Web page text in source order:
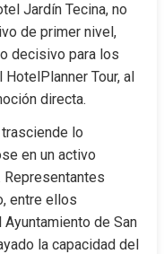
Jardín Tecina, no
de primer nivel,
decisivo para los
Tour, al
directa.
lo
en un activo
entre ellos
de San
la capacidad del